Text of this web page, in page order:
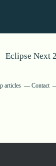
Eclipse Next
articles Contact